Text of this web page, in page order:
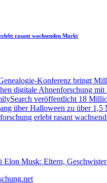
rasant wachsenden Markt
Konferenz bringt
digitale Ahnenforschung mit
veröffentlicht 18
über Halloween zu über 1,5
erlebt rasant
Elon Musk: Eltern,